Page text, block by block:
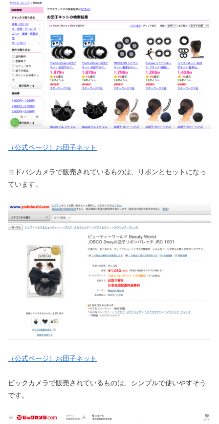
（公式ページ）お団子ネット
ヨドバシカメラで販売されているものは、リボンとセットになっ
ています。
（公式ページ）お団子ネット
ビックカメラで販売されているものは、シンプルで使いやすそう
です。